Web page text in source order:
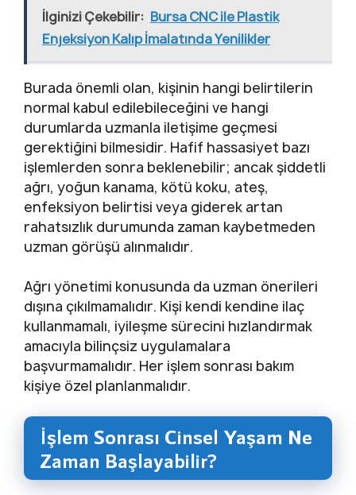
İlginizi Çekebilir: Bursa CNC ile Plastik
Enjeksiyon Kalıp İmalatında Yenilikler
Burada önemli olan, kişinin hangi belirtilerin
normal kabul edilebileceğini ve hangi
durumlarda uzmanla iletişime geçmesi
gerektiğini bilmesidir. Hafif hassasiyet bazı
işlemlerden sonra beklenebilir; ancak şiddetli
ağrı, yoğun kanama, kötü koku, ateş,
enfeksiyon belirtisi veya giderek artan
rahatsızlık durumunda zaman kaybetmeden
uzman görüşü alınmalıdır.
Ağrı yönetimi konusunda da uzman önerileri
dışına çıkılmamalıdır. Kişi kendi kendine ilaç
kullanmamalı, iyileşme sürecini hızlandırmak
amacıyla bilinçsiz uygulamalara
başvurmamalıdır. Her işlem sonrası bakım
kişiye özel planlanmalıdır.
İşlem Sonrası Cinsel Yaşam Ne
Zaman Başlayabilir?